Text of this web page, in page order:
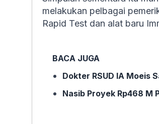
melakukan pelbagai
Rapid Test dan alat baru
BACA JUGA
Dokter RSUD IA Moeis
Nasib Proyek Rp468 M